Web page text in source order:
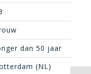
dan 50 jaar
(NL)